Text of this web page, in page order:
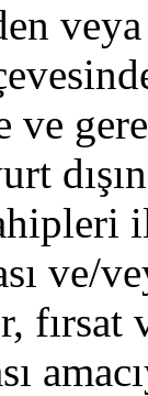
ve
ve/